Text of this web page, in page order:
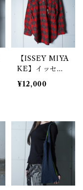
プリーツバッグ
beige&bordea
ux
【ISSEY MIYA
KE】イッセイ
ミヤケ hai spo
rting gear "AR
シャツ red
¥12,000